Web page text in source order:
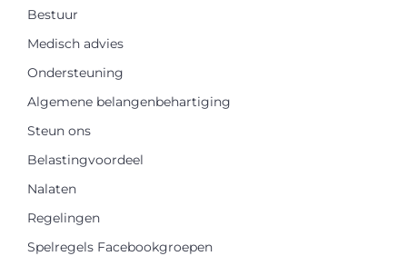
Bestuur
Medisch advies
Ondersteuning
Algemene belangenbehartiging
Steun ons
Belastingvoordeel
Nalaten
Regelingen
Spelregels Facebookgroepen